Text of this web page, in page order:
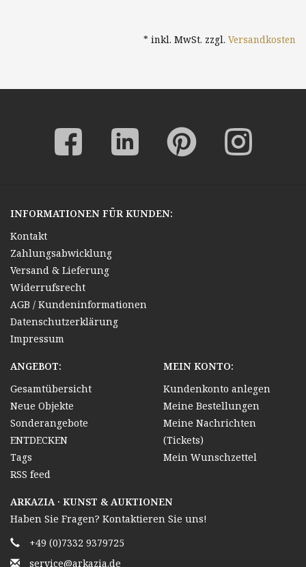
* inkl. MwSt. zzgl. Versandkosten
INFORMATIONEN FÜR KUNDEN:
Kontakt
Zahlungsabwicklung
Versand & Lieferung
Widerrufsrecht
AGB / Kundeninformationen
Datenschutzerklärung
Impressum
ANGEBOT:
Gesamtübersicht
Neue Objekte
Sonderangebote
ENTDECKEN
Tags
RSS feed
MEIN KONTO:
Kundenkonto anlegen
Meine Bestellungen
Meine Nachrichten
(Tickets)
Mein Wunschzettel
ARKAZIA · KUNST & AUKTIONEN
Haben Sie Fragen? Kontaktieren Sie uns!
+49 (0)7332 9379725
service@arkazia.de